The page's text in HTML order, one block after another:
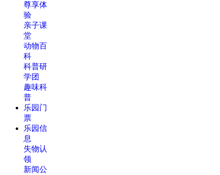
尊享体
验
亲子课
堂
动物百
科
科普研
学团
趣味科
普
乐园门
票
乐园信
息
失物认
领
新闻公